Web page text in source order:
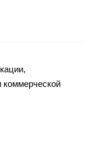
коммерческой